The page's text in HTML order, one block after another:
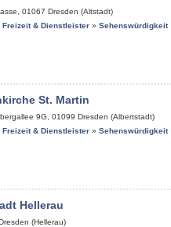
01067 Dresden (Altstadt)
Freizeit & Dienstleister » Sehenswürdigkeit
St. Martin
9G 01099 Dresden (Albertstadt)
Freizeit & Dienstleister » Sehenswürdigkeit
Hellerau
(Hellerau)